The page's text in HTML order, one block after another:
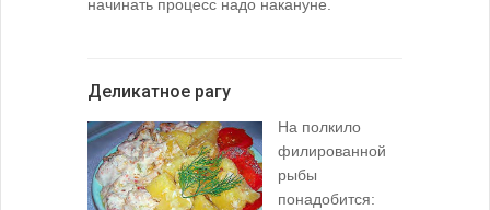
начинать процесс надо накануне.
Деликатное рагу
На полкило
филированной
рыбы
понадобится: